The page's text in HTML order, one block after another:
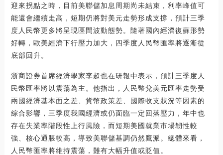
迎來拐點之時，目前美聯儲加息周期尚未結束，利率峰值可
能還會繼續走高，短期仍將對美元走勢形成支撐，預計三季
度人民幣更多將呈現區間波動態勢。隨著國內經濟復蘇形勢
好轉，歐美經濟下行壓力加大，四季度人民幣匯率將逐漸從
底部回升。
浙商證券首席經濟學家李超也在研報中表示，預計三季度人
民幣匯率將以震蕩為主。他指出，人民幣兌美元匯率走勢受
兩國經濟基本面之差、貨幣政策差、國際收支狀況等因素的
綜合影響，三季度我國經濟或仍面臨一定回落壓力，年中也
存在失業率階段性上行風險，而短期美國就業市場韌性較
強、核心通脹較高，導致美聯儲基調仍然鷹派。總體來看，
人民幣匯率將維持震蕩，難有大幅升值或貶值。